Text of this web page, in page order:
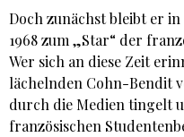
Doch zunächst bleibt er
1968 zum „Star“ der
Wer sich an diese Zeit
lächelnden Cohn-Bendit
durch die Medien tingelt
französischen